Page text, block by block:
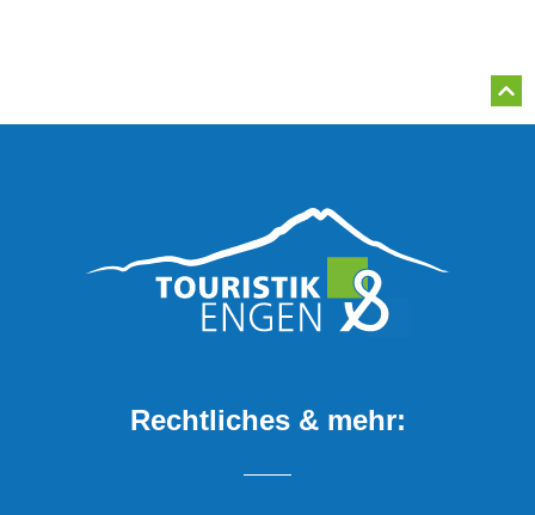
Rechtliches & mehr: